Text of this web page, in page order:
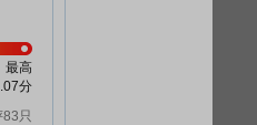
最高
分
只